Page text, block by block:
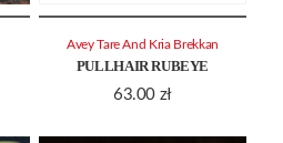
PULLHAIR RUBEYE
63.00 zł
Avey Tare And Kria Brekkan